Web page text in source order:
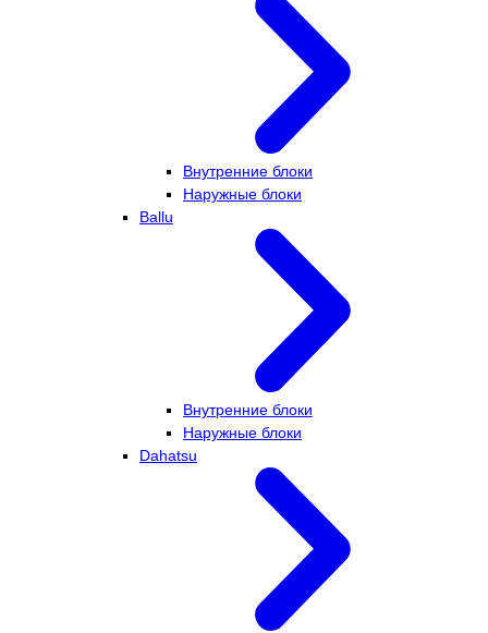
Внутренние блоки
Наружные блоки
Ballu
Внутренние блоки
Наружные блоки
Dahatsu